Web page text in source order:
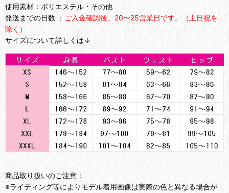
使用素材：ポリエステル・その他
発送までの日数 ： ご入金確認後、20〜25営業日です。（土日祝を
除く）
サイズについて詳しくは↓
商品取り扱いのご注意：
※ライティング等によりモデル着用画像は実際の色と異なる場合が